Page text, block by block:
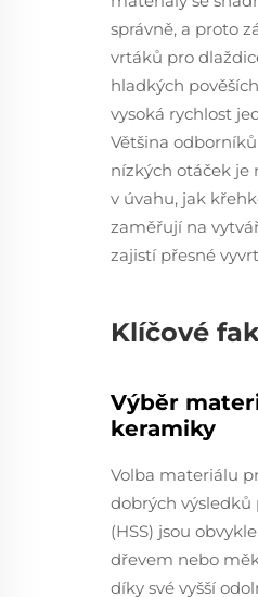
správně, a proto
vrtáků pro
hladkých
vysoká rychlost
Většina
nízkých otáček je
v úvahu, jak
zaměřují na
zajistí přesné
Klíčové
Výběr
keramiky
Volba materiálu
dobrých výsledků
(HSS) jsou
dřevem nebo
díky své vyšší